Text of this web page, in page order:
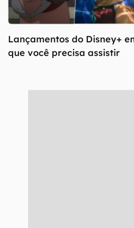
Lançamentos do Disney+
que você precisa assistir